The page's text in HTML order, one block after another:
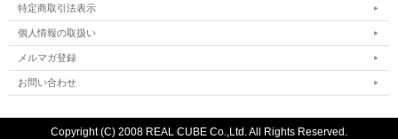
特定商取引法表示
個人情報の取扱い
メルマガ登録
お問い合わせ
Copyright (C) 2008 REAL CUBE Co.,Ltd. All Rights Reserved.